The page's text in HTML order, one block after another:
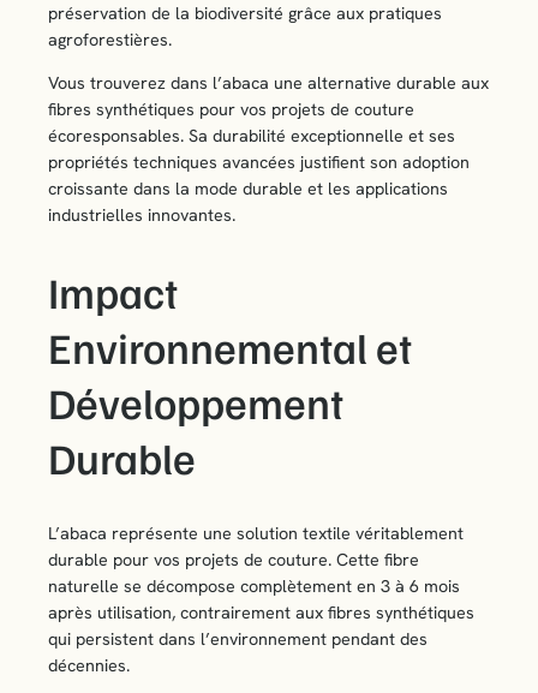
préservation de la biodiversité grâce aux pratiques
agroforestières.
Vous trouverez dans l’abaca une alternative durable aux
fibres synthétiques pour vos projets de couture
écoresponsables. Sa durabilité exceptionnelle et ses
propriétés techniques avancées justifient son adoption
croissante dans la mode durable et les applications
industrielles innovantes.
Impact
Environnemental et
Développement
Durable
L’abaca représente une solution textile véritablement
durable pour vos projets de couture. Cette fibre
naturelle se décompose complètement en 3 à 6 mois
après utilisation, contrairement aux fibres synthétiques
qui persistent dans l’environnement pendant des
décennies.